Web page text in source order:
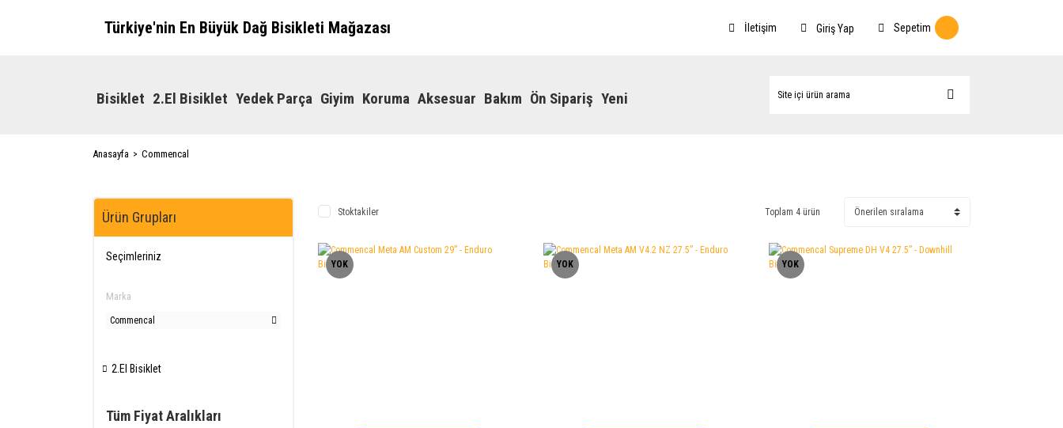
Türkiye'nin En Büyük Dağ Bisikleti Mağazası İletişim Giriş Yap Sepetim
Bisiklet 2.El Bisiklet Yedek Parça Giyim Koruma Aksesuar Bakım Ön Sipariş Yeni
Anasayfa Commencal
Ürün Grupları
Seçimleriniz
Marka
Commencal
2.El Bisiklet
Tüm Fiyat Aralıkları
Stoktakiler Toplam 4 ürün
YOK YOK YOK